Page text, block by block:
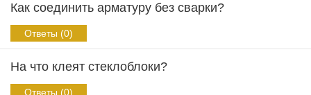
Как соединить арматуру без сварки?
Ответы (0)
На что клеят стеклоблоки?
Ответы (0)